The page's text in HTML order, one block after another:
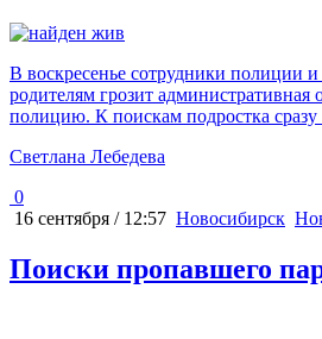
В воскресенье сотрудники полиции
родителям грозит
полицию. К поискам подростка сразу
Светлана Лебедева
0
16 сентября / 12:57 Новосибирск
Поиски пропавшего